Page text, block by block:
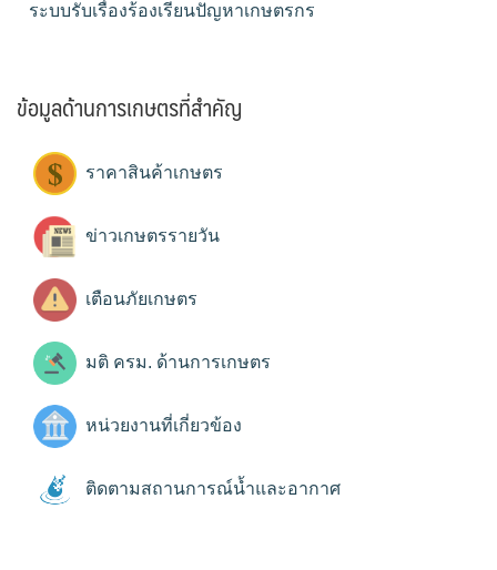
ระบบรับเรื่องร้องเรียนปัญหาเกษตรกร
ข้อมูลด้านการเกษตรที่สำคัญ
ราคาสินค้าเกษตร
ข่าวเกษตรรายวัน
เตือนภัยเกษตร
มติ ครม. ด้านการเกษตร
หน่วยงานที่เกี่ยวข้อง
ติดตามสถานการณ์น้ำและอากาศ